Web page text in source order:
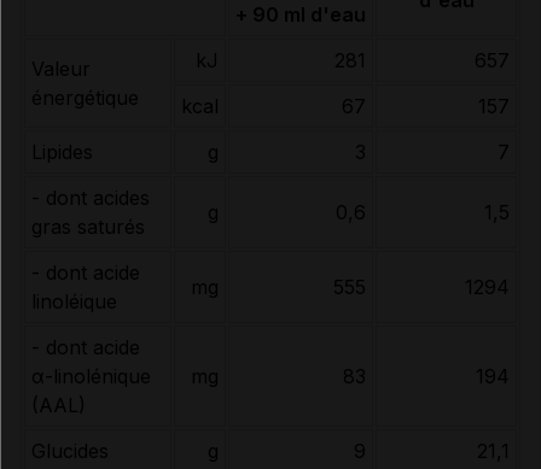
+ 90 ml d'eau
Valeur
énergétique
kJ 281
657
kcal
67
157
Lipides
g 3
7
- dont acides
gras saturés
g 0,6 1,5
- dont acide
linoléique
mg 555 1294
- dont acide
α-linolénique
(AAL)
mg 83 194
Glucides g 9
21,1